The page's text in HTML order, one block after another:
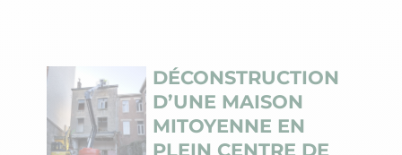
DÉCONSTRUCTION
D’UNE MAISON
MITOYENNE EN
PLEIN CENTRE DE